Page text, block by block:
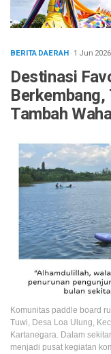
BERITA DAERAH· 1 Jun 2026
Destinasi
Tambah
Komunitas paddle board
Tuwi, Desa Loa Ulung,
Kartanegara. Dalam
menjadi pusat kegiatan